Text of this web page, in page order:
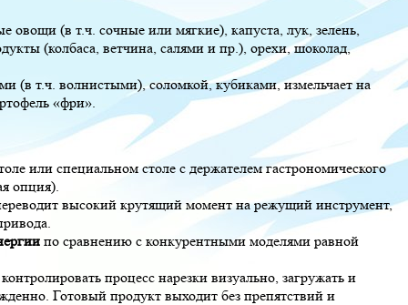
овощи (в т.ч. сочные или мягкие), капуста, лук, зелень,
(колбаса, ветчина, салями и пр.), орехи, шоколад,
(в т.ч. волнистыми), соломкой, кубиками, измельчает на
«фри».
или специальном столе с держателем гастрономического
опция).
высокий крутящий момент на режущий инструмент,
по сравнению с конкурентными моделями равной
процесс нарезки визуально, загружать и
Готовый продукт выходит без препятствий и